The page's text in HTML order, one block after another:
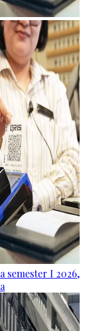
semester I 2026,